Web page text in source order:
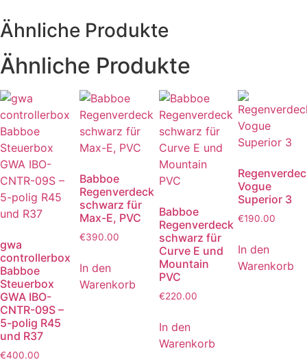
mk1-
e
Ähnliche Produkte
Ähnliche Produkte
gwa
controllerbox
Babboe
Steuerbox
GWA IBO-
CNTR-09S –
5-polig R45
und R37
€400.00
Babboe
Regenverdeck
schwarz für
Max-E, PVC
€390.00
In den
Warenkorb
Babboe
Regenverdeck
schwarz für
Curve E und
Mountain
PVC
€220.00
In den
Warenkorb
Vogue
Superior 3
€190.00
In den
Warenkorb